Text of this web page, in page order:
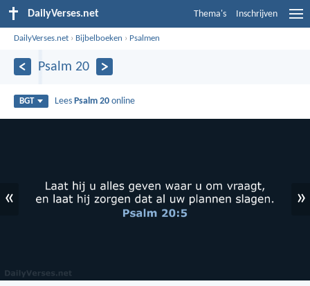
DailyVerses.net Thema's Inschrijven
DailyVerses.net › Bijbelboeken › Psalmen
Psalm 20
BGT Lees Psalm 20 online
« »